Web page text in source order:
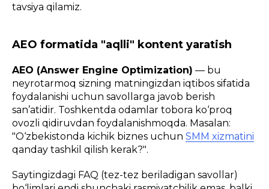
tavsiya qilamiz.
AEO formatida "aqlli" kontent yaratish
AEO (Answer Engine Optimization) — bu
neyrotarmoq sizning matningizdan iqtibos sifatida
foydalanishi uchun savollarga javob berish
san’atidir. Toshkentda odamlar tobora ko‘proq
ovozli qidiruvdan foydalanishmoqda. Masalan:
"O‘zbekistonda kichik biznes uchun SMM xizmatini
qanday tashkil qilish kerak?".
Saytingizdagi FAQ (tez-tez beriladigan savollar)